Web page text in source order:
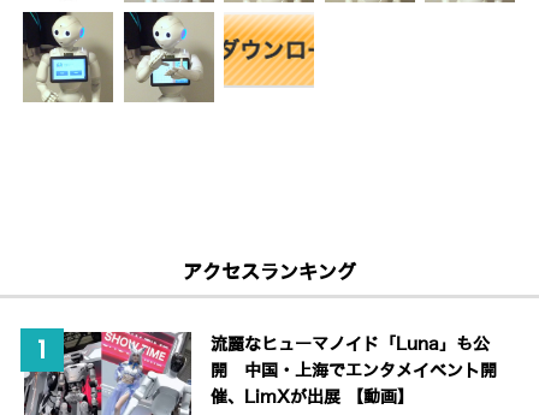
アクセスランキング
流麗なヒューマノイド「Luna」も公
開 中国・上海でエンタメイベント開
催、LimXが出展 【動画】